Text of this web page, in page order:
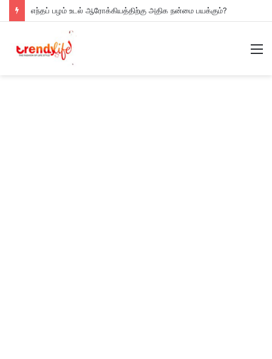
எந்தப் பழம் உடல் ஆரோக்கியத்திற்கு அதிக நன்மை பயக்கும்?